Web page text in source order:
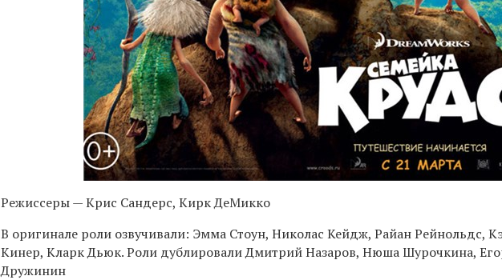
Режиссеры — Крис Сандерс, Кирк ДеМикко
В оригинале роли озвучивали: Эмма Стоун, Николас Кейдж, Райан Рейнольдс,
Кинер, Кларк Дьюк. Роли дублировали Дмитрий Назаров, Нюша Шурочкина,
Дружинин